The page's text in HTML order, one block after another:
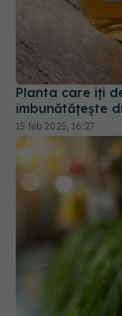
Planta care îți
îmbunătățește
15 feb 2025, 16:27